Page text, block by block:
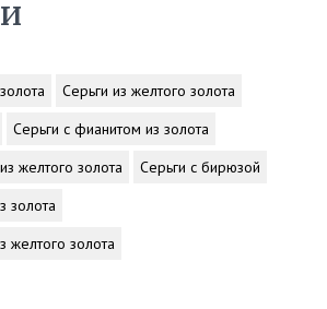
Серьги из желтого золота
Серьги с фианитом из золота
желтого золота
Серьги с бирюзой
золота
желтого золота